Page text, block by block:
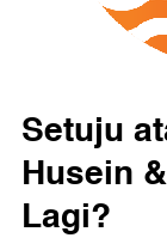
Setuju
Husein
Lagi?